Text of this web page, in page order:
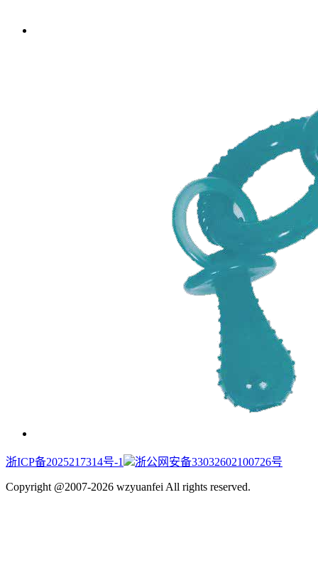
浙ICP备2025217314号-1 浙公网安备33032602100726号
Copyright @2007-2026 wzyuanfei All rights reserved.